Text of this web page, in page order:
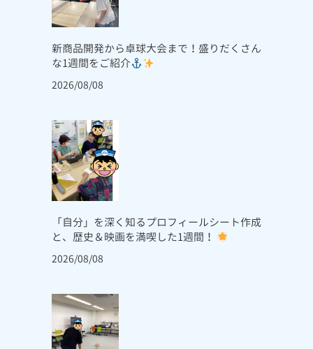
新商品開発から卓球大会まで！盛りだくさん
な1週間をご紹介
2026/08/08
「自分」を深く知るプロフィールシート作成
と、歴史＆映画を満喫した1週間！
2026/08/08